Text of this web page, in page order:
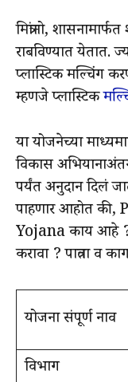
मित्रांनो,
राबविण्यात येतात.
प्लास्टिक मल्चिंग
म्हणजे प्लास्टिक
या योजनेच्या
विकास
पर्यंत अनुदान दिलं
पाहणार आहोत
Yojana काय आहे ?
करावा ? पात्रता व
योजना संपूर्ण नाव
विभाग